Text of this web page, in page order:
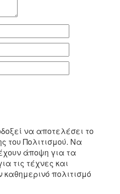
να αποτελέσει το
του Πολιτισμού. Να
άποψη για τα
τις τέχνες και
καθημερινό πολιτισμό